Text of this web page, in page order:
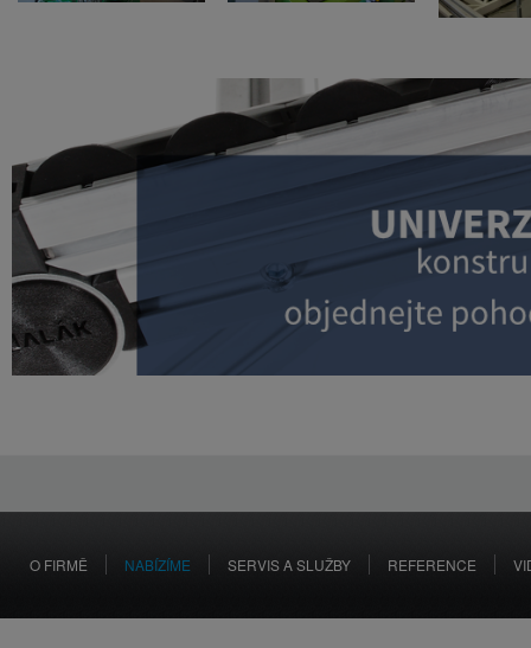
O FIRMĚ NABÍZÍME SERVIS A SLUŽBY REFERENCE